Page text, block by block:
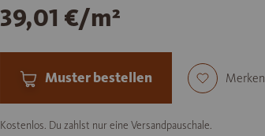
39,01 €/m²
Muster bestellen Merken
Kostenlos. Du zahlst nur eine Versandpauschale.